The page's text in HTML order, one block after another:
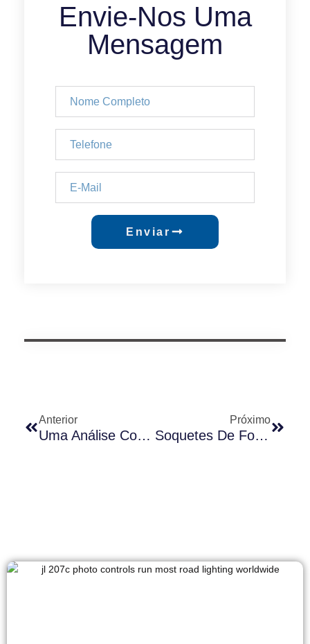
Envie-Nos Uma
Mensagem
Enviar
Anterior
Uma Análise Comparativa De Materiais Comumente Usados Em Receptáculos De Fotocontrole: PC, ABS E Baquelite
Próximo
Soquetes De Fotocélula JL-240X/TX: Compreendendo A Diferença Entre Juntas Separadas E Integradas